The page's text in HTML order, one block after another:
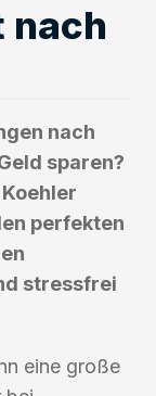
nach
nach
sparen?
perfekten
stressfrei
eine große